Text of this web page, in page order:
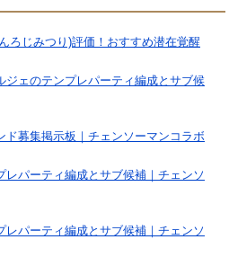
ろじみつり)評価！おすすめ潜在覚醒
ジェのテンプレパーティ編成とサブ候
ド募集掲示板｜チェンソーマンコラボ
レパーティ編成とサブ候補｜チェンソ
レパーティ編成とサブ候補｜チェンソ